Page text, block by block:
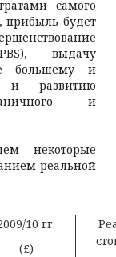
самого
прибыль будет
выдачу
большему и
и развитию
и
некоторые
реальной
10 гг.
(£)